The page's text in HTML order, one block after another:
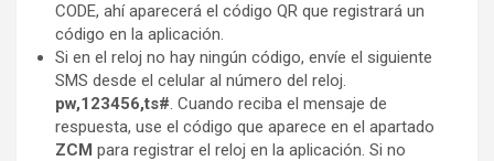
CODE, ahí aparecerá el código QR que registrará un
código en la aplicación.
Si en el reloj no hay ningún código, envíe el siguiente
SMS desde el celular al número del reloj.
pw,123456,ts#. Cuando reciba el mensaje de
respuesta, use el código que aparece en el apartado
ZCM para registrar el reloj en la aplicación. Si no